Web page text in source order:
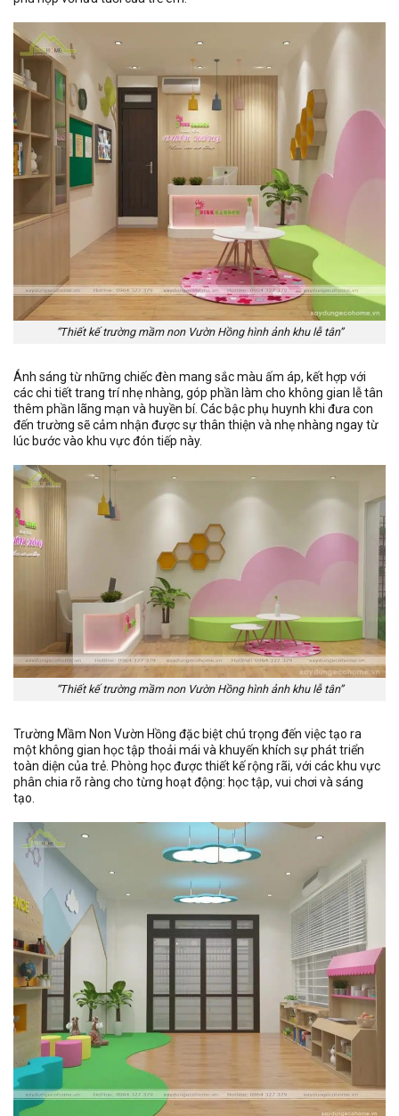
“Thiết kế trường mầm non Vườn Hồng hình ảnh khu lễ tân”
Ánh sáng từ những chiếc đèn mang sắc màu ấm áp, kết hợp với
các chi tiết trang trí nhẹ nhàng, góp phần làm cho không gian lễ tân
thêm phần lãng mạn và huyền bí. Các bậc phụ huynh khi đưa con
đến trường sẽ cảm nhận được sự thân thiện và nhẹ nhàng ngay từ
lúc bước vào khu vực đón tiếp này.
“Thiết kế trường mầm non Vườn Hồng hình ảnh khu lễ tân”
Trường Mầm Non Vườn Hồng đặc biệt chú trọng đến việc tạo ra
một không gian học tập thoải mái và khuyến khích sự phát triển
toàn diện của trẻ. Phòng học được thiết kế rộng rãi, với các khu vực
phân chia rõ ràng cho từng hoạt động: học tập, vui chơi và sáng
tạo.